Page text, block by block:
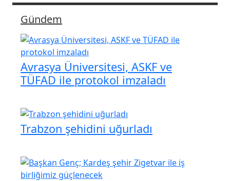
Gündem
Avrasya Üniversitesi, ASKF ve
TÜFAD ile protokol imzaladı
Trabzon şehidini uğurladı